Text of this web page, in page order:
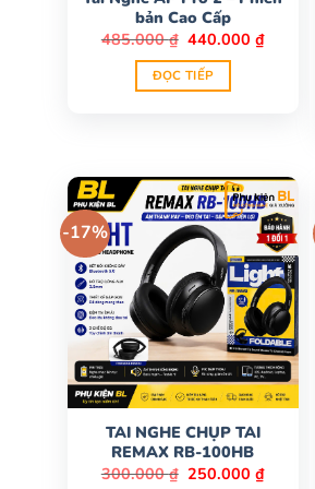
bản Cao Cấp
485.000₫ Giá
là:
485.000 ₫.
440.000₫Giá
ĐỌC TIẾP
-17%
TAI NGHE CHỤP TAI
REMAX RB-100HB
300.000₫ Giá
250.000₫Giá